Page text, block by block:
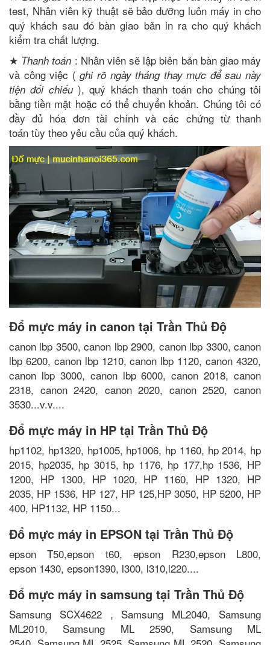
test, Nhân viên kỹ thuật sẽ bảo dưỡng luôn máy in cho
quý khách sau đó bàn giao bản in ra cho quý khách
kiểm tra chất lượng.
★ Thanh toán : Nhân viên sẽ lập biên bản bàn giao máy
và công việc (ghi rõ ngày tháng thay mực để sau này
tiện đối chiếu), quý khách thanh toán cho chúng tôi
bằng tiền mặt hoặc có thể chuyển khoản. Chúng tôi có
đầy đủ hóa đơn tài chính và các chứng từ thanh
toán tùy theo yêu cầu của quý khách.
Đổ mực máy in canon tại Trần Thủ Độ
canon lbp 3500, canon lbp 2900, canon lbp 3300, canon
lbp 6200, canon lbp 1210, canon lbp 1120, canon 4320,
canon lbp 3000, canon lbp 6000, canon 2018, canon
2318, canon 2420, canon 2020, canon 2520, canon
3530...v.v....
Đổ mực máy in HP tại Trần Thủ Độ
hp1102, hp1320, hp1005, hp1006, hp 1160, hp 2014, hp
2015, hp2035, hp 3015, hp 1176, hp 177,hp 1536, HP
1200, HP 1300, HP 1020, HP 1160, HP 1320, HP
2035, HP 1536, HP 127, HP 125,HP 3050, HP 5200, HP
400, HP1132, HP 1150...
Đổ mực máy in EPSON tại Trần Thủ Độ
epson T50,epson t60, epson R230,epson L800,
epson 1430, epson1390, l300, l310,l220....
Đổ mực máy in samsung tại Trần Thủ Độ
Samsung SCX4622 , Samsung ML2040, Samsung
ML2010, Samsung ML 2590, Samsung ML